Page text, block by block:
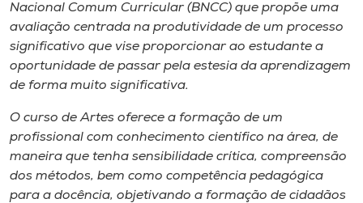
Selecione
o idioma
A+
A-
Nacional Comum Curricular (BNCC) que propõe uma
avaliação centrada na produtividade de um processo
significativo que vise proporcionar ao estudante a
oportunidade de passar pela estesia da aprendizagem
de forma muito significativa.
O curso de Artes oferece a formação de um
profissional com conhecimento científico na área, de
maneira que tenha sensibilidade crítica, compreensão
dos métodos, bem como competência pedagógica
para a docência, objetivando a formação de cidadãos